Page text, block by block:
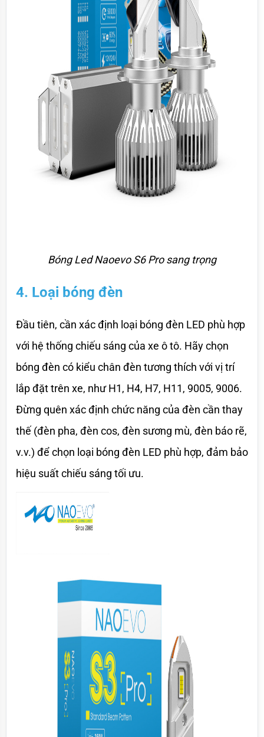
Bóng Led Naoevo S6 Pro sang trọng
4. Loại bóng đèn
Đầu tiên, cần xác định loại bóng đèn LED phù hợp
với hệ thống chiếu sáng của xe ô tô. Hãy chọn
bóng đèn có kiểu chân đèn tương thích với vị trí
lắp đặt trên xe, như H1, H4, H7, H11, 9005, 9006.
Đừng quên xác định chức năng của đèn cần thay
thế (đèn pha, đèn cos, đèn sương mù, đèn báo rẽ,
v.v.) để chọn loại bóng đèn LED phù hợp, đảm bảo
hiệu suất chiếu sáng tối ưu.